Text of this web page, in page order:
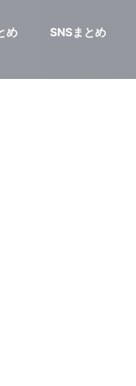
め SNSまとめ